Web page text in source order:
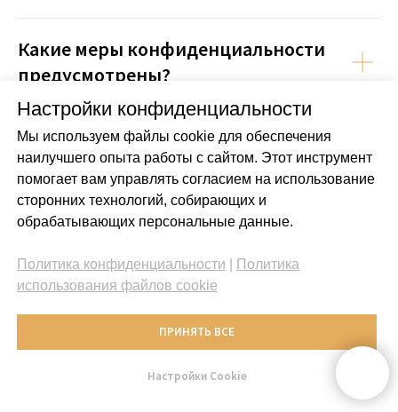
Настройки конфиденциальности
Мы используем файлы cookie для обеспечения
наилучшего опыта работы с сайтом. Этот инструмент
помогает вам управлять согласием на использование
сторонних технологий, собирающих и
обрабатывающих персональные данные.
Политика конфиденциальности
Политика
использования файлов cookie
ПРИНЯТЬ ВСЕ
Настройки Cookie
Какие меры конфиденциальности
предусмотрены?
Источники